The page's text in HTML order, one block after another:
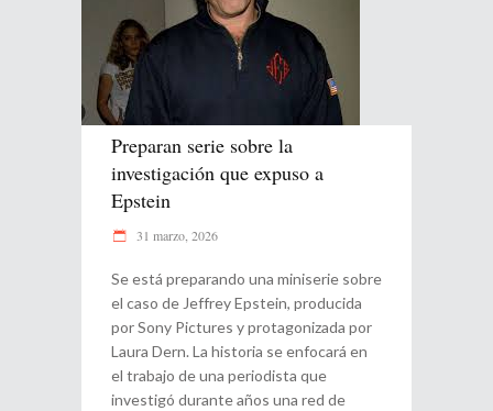
Preparan serie sobre la
investigación que expuso a
Epstein
31 marzo, 2026
Se está preparando una miniserie sobre
el caso de Jeffrey Epstein, producida
por Sony Pictures y protagonizada por
Laura Dern. La historia se enfocará en
el trabajo de una periodista que
investigó durante años una red de